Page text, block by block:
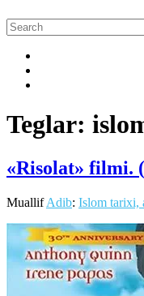
Teglar:
«Risolat» filmi.
MuallifAdib: Islom tarixi,